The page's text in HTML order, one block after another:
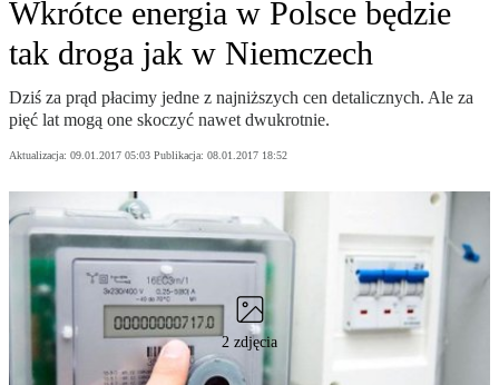
Wkrótce energia w Polsce będzie
tak droga jak w Niemczech
Dziś za prąd płacimy jedne z najniższych cen detalicznych. Ale za
pięć lat mogą one skoczyć nawet dwukrotnie.
Aktualizacja: 09.01.2017 05:03 Publikacja: 08.01.2017 18:52
2 zdjęcia